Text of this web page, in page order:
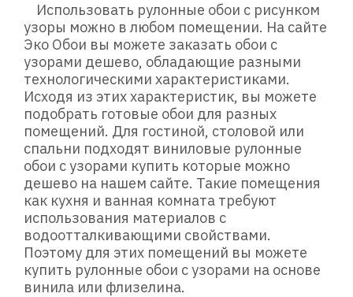
Использовать рулонные обои с рисунком
узоры можно в любом помещении. На сайте
Эко Обои вы можете заказать обои с
узорами дешево, обладающие разными
технологическими характеристиками.
Исходя из этих характеристик, вы можете
подобрать готовые обои для разных
помещений. Для гостиной, столовой или
спальни подходят виниловые рулонные
обои с узорами купить которые можно
дешево на нашем сайте. Такие помещения
как кухня и ванная комната требуют
использования материалов с
водоотталкивающими свойствами.
Поэтому для этих помещений вы можете
купить рулонные обои с узорами на основе
винила или флизелина.